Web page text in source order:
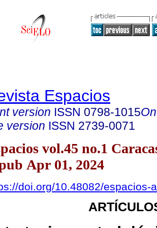
Espacios
version ISSN 0798-1015
version ISSN 2739-0071
vol.45 no.1
Apr 01, 2024
doi.org/10.48082/espacios-